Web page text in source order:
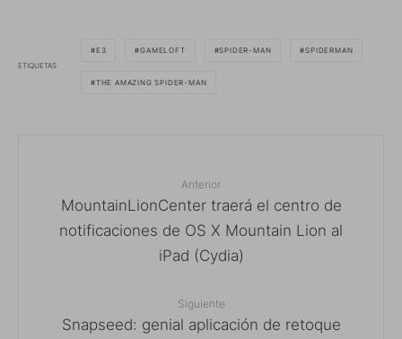
ETIQUETAS
E3 GAMELOFT SPIDER-MAN SPIDERMAN
THE AMAZING SPIDER-MAN
Anterior
MountainLionCenter traerá el centro de
notificaciones de OS X Mountain Lion al
iPad (Cydia)
Siguiente
Snapseed: genial aplicación de retoque